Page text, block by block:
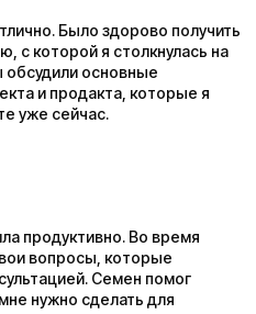
Было здорово получить
с которой я столкнулась на
обсудили основные
и продакта, которые я
уже сейчас.
продуктивно. Во время
вопросы, которые
Семен помог
нужно сделать для